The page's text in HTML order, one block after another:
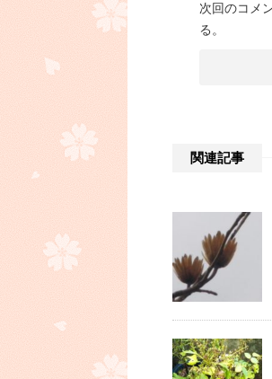
次回のコメ
る。
関連記事